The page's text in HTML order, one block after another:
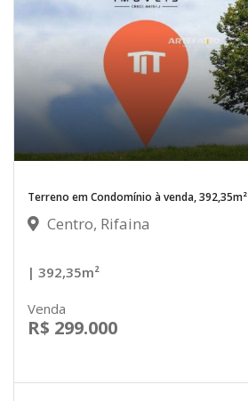
Terreno em Condomínio à venda, 392,35m²
Centro, Rifaina
| 392,35m²
Venda
R$ 299.000